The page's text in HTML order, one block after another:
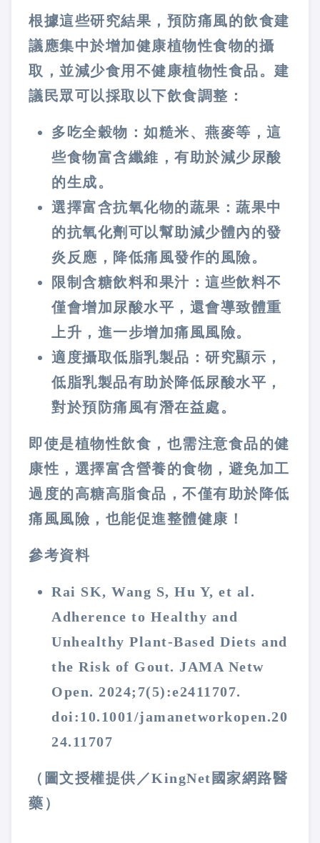
根據這些研究結果，預防痛風的飲食建
議應集中於增加健康植物性食物的攝
取，並減少食用不健康植物性食品。建
議民眾可以採取以下飲食調整：
多吃全穀物：如糙米、燕麥等，這
些食物富含纖維，有助於減少尿酸
的生成。
選擇富含抗氧化物的蔬果：蔬果中
的抗氧化劑可以幫助減少體內的發
炎反應，降低痛風發作的風險。
限制含糖飲料和果汁：這些飲料不
僅會增加尿酸水平，還會導致體重
上升，進一步增加痛風風險。
適度攝取低脂乳製品：研究顯示，
低脂乳製品有助於降低尿酸水平，
對於預防痛風有潛在益處。
即使是植物性飲食，也需注意食品的健
康性，選擇富含營養的食物，避免加工
過度的高糖高脂食品，不僅有助於降低
痛風風險，也能促進整體健康！
參考資料
Rai SK, Wang S, Hu Y, et al.
Adherence to Healthy and
Unhealthy Plant-Based Diets and
the Risk of Gout. JAMA Netw
Open. 2024;7(5):e2411707.
doi:10.1001/jamanetworkopen.20
24.11707
（圖文授權提供／KingNet國家網路醫
藥）